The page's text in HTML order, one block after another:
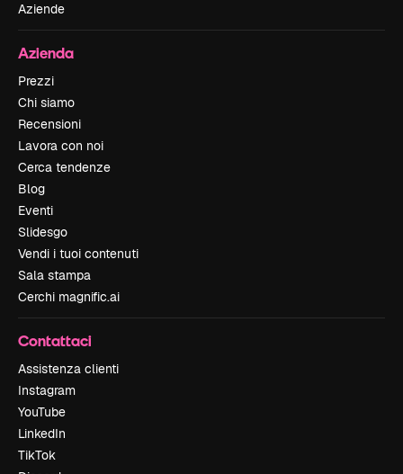
Aziende
Azienda
Prezzi
Chi siamo
Recensioni
Lavora con noi
Cerca tendenze
Blog
Eventi
Slidesgo
Vendi i tuoi contenuti
Sala stampa
Cerchi magnific.ai
Contattaci
Assistenza clienti
Instagram
YouTube
LinkedIn
TikTok